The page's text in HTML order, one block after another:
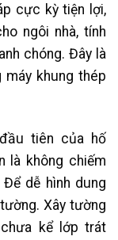
cực kỳ tiện lợi,
ngôi nhà, tính
chóng. Đây là
khung thép
tiên của hố
là không chiếm
dễ hình dung
Xây tường
kể lớp trát